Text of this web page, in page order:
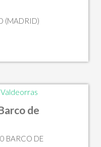
(MADRID)
de
BARCO DE